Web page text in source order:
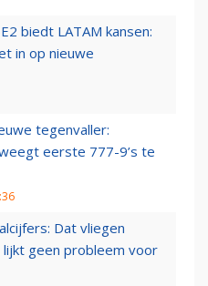
biedt LATAM kansen:
in op nieuwe
tegenvaller:
eerste 777-9’s te
Dat vliegen
geen probleem voor